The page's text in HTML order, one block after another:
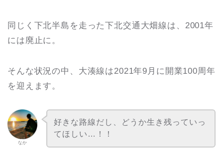
同じく下北半島を走った下北交通大畑線は、2001年
には廃止に。
そんな状況の中、大湊線は2021年9月に開業100周年
を迎えます。
なか
好きな路線だし、どうか生き残っていっ
てほしい…！！